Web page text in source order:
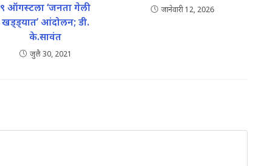
९ ऑगस्टला ‘जनता गेली
खड्ड्यात’ आंदोलन; डी.
के.सावंत
जुलै 30, 2021
जानेवारी 12, 2026